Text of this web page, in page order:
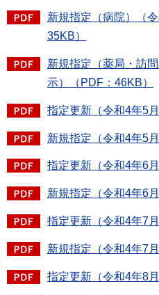
新規指定（病院）（
35KB）
新規指定（薬局・訪
示）（PDF：46KB）
指定更新（令和4年5
新規指定（令和4年5
指定更新（令和4年6
新規指定（令和4年6
指定更新（令和4年7
新規指定（令和4年7
指定更新（令和4年8